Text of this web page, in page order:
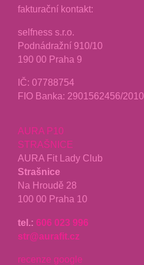
fakturační kontakt:
selfness s.r.o.
Podnádražní 910/10
190 00 Praha 9
IČ: 07788754
FIO Banka: 2901562456/2010
AURA P10
STRAŠNICE
AURA Fit Lady Club
Strašnice
Na Hroudě 28
100 00 Praha 10
tel.: 606 023 996
str@aurafit.cz
recenze google